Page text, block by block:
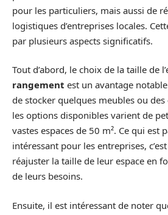
pour les particuliers, mais aussi de
logistiques d’entreprises locales.
par plusieurs aspects significatifs.
Tout d’abord, le choix de la taille de
rangement est un avantage
de stocker quelques meubles ou des
les options disponibles varient de
vastes espaces de 50 m². Ce qui est
intéressant pour les entreprises,
réajuster la taille de leur espace en
de leurs besoins.
Ensuite, il est intéressant de noter